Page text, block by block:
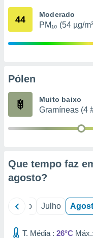
através
estudos
1199
44 Moderado
PM₁₀ (54 µg/
Pólen
Muito baixo
Gramíneas (4
Que tempo faz
agosto?
Junho Julho
T. Média : 26°C Máx.: